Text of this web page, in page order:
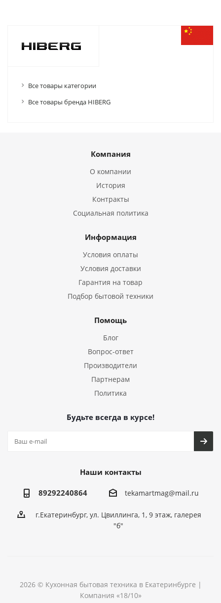
Все товары категории
Все товары бренда HIBERG
Компания
О компании
История
Контракты
Социальная политика
Информация
Условия оплаты
Условия доставки
Гарантия на товар
Подбор бытовой техники
Помощь
Блог
Вопрос-ответ
Производители
Партнерам
Политика
Будьте всегда в курсе!
Наши контакты
89292240864 tekamartmag@mail.ru
г.Екатеринбург, ул. Цвиллинга, 1, 9 этаж, галерея
"б"
2026 © Кухонная бытовая техника в Екатеринбурге |
Компания «18/10»